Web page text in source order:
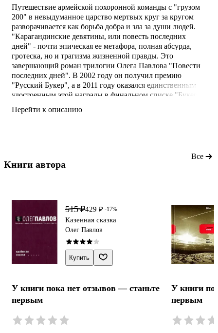
Путешествие армейской похоронной команды с "грузом
200" в невыдуманное царство мертвых круг за кругом
разворачивается как борьба добра и зла за души людей.
"Карагандинские девятины, или повесть последних
дней" - почти эпическая ее метафора, полная абсурда,
гротеска, но и трагизма жизненной правды. Это
завершающий роман трилогии Олега Павлова "Повести
последних дней". В 2002 году он получил премию
"Русский Букер", а в 2011 году оказался единственным
удостоенным этой награды в финальном списке "Букера
европейское признание, переводится на многие языки - в
Перейти к описанию
Книги автора
Все
515 ₽429 ₽ -17%
Казенная сказка
Олег Павлов
Купить
У книги пока нет отзывов — станьте
первым
У книги
первым